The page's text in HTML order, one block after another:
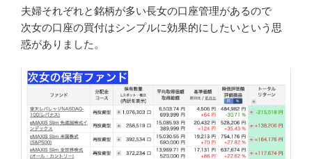
夫婦それぞれと銘柄が多い長女の口座管理があるので
次女の口座の買付はシンプルに効果的にしたいという思
惑がありました。